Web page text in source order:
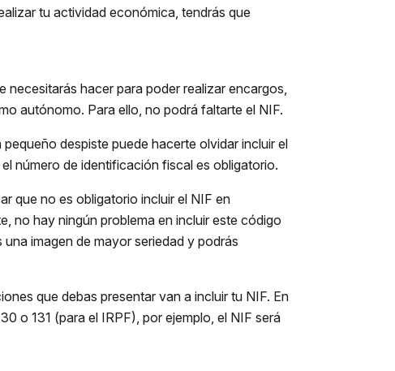
tu actividad económica, tendrás que
necesitarás hacer para poder realizar encargos,
autónomo. Para ello, no podrá faltarte el NIF.
pequeño despiste puede hacerte olvidar incluir el
número de identificación fiscal es obligatorio.
que no es obligatorio incluir el NIF en
no hay ningún problema en incluir este código
imagen de mayor seriedad y podrás
que debas presentar van a incluir tu NIF. En
o 131 (para el IRPF), por ejemplo, el NIF será